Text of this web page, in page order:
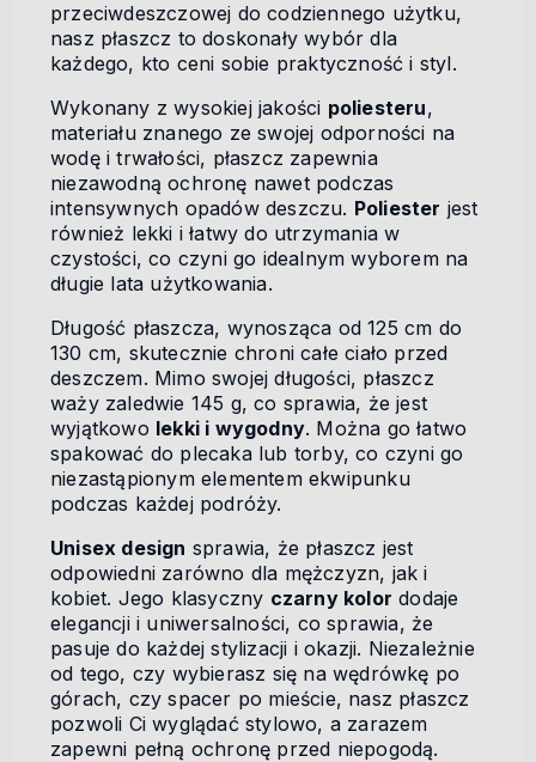
przeciwdeszczowej do codziennego użytku,
nasz płaszcz to doskonały wybór dla
każdego, kto ceni sobie praktyczność i styl.
Wykonany z wysokiej jakości poliesteru,
materiału znanego ze swojej odporności na
wodę i trwałości, płaszcz zapewnia
niezawodną ochronę nawet podczas
intensywnych opadów deszczu. Poliester jest
również lekki i łatwy do utrzymania w
czystości, co czyni go idealnym wyborem na
długie lata użytkowania.
Długość płaszcza, wynosząca od 125 cm do
130 cm, skutecznie chroni całe ciało przed
deszczem. Mimo swojej długości, płaszcz
waży zaledwie 145 g, co sprawia, że jest
wyjątkowo lekki i wygodny. Można go łatwo
spakować do plecaka lub torby, co czyni go
niezastąpionym elementem ekwipunku
podczas każdej podróży.
Unisex design sprawia, że płaszcz jest
odpowiedni zarówno dla mężczyzn, jak i
kobiet. Jego klasyczny czarny kolor dodaje
elegancji i uniwersalności, co sprawia, że
pasuje do każdej stylizacji i okazji. Niezależnie
od tego, czy wybierasz się na wędrówkę po
górach, czy spacer po mieście, nasz płaszcz
pozwoli Ci wyglądać stylowo, a zarazem
zapewni pełną ochronę przed niepogodą.